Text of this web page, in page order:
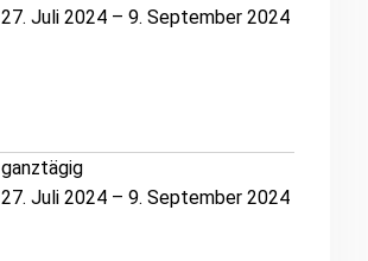
27. Juli 2024 – 9. September 2024
ganztägig
27. Juli 2024 – 9. September 2024